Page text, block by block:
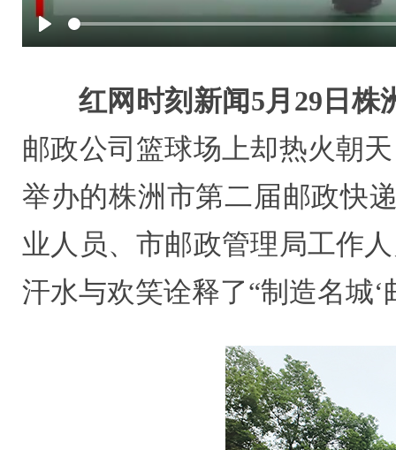
Play
红网时刻新闻5月29日株
邮政公司篮球场上却热火朝
举办的株洲市第二届邮政快
业人员、市邮政管理局工作
汗水与欢笑诠释了“制造名城